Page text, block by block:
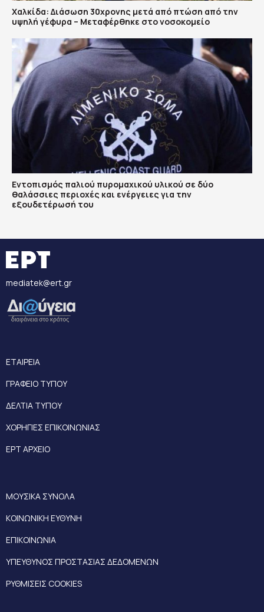
Χαλκίδα: Διάσωση 30χρονης μετά από πτώση από την
υψηλή γέφυρα – Μεταφέρθηκε στο νοσοκομείο
Εντοπισμός παλιού πυρομαχικού υλικού σε δύο
θαλάσσιες περιοχές και ενέργειες για την
εξουδετέρωσή του
mediatek@ert.gr
ΕΤΑΙΡΕΙΑ
ΓΡΑΦΕΙΟ ΤΥΠΟΥ
ΔΕΛΤΙΑ ΤΥΠΟΥ
ΧΟΡΗΓΙΕΣ ΕΠΙΚΟΙΝΩΝΙΑΣ
ΕΡΤ ΑΡΧΕΙΟ
ΜΟΥΣΙΚΑ ΣΥΝΟΛΑ
ΚΟΙΝΩΝΙΚΗ ΕΥΘΥΝΗ
ΕΠΙΚΟΙΝΩΝΙΑ
ΥΠΕΥΘΥΝΟΣ ΠΡΟΣΤΑΣΙΑΣ ΔΕΔΟΜΕΝΩΝ
ΡΥΘΜΙΣΕΙΣ COOKIES